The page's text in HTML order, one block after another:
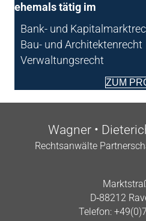
ehe­mals tätig im
Bank- und
Bau- und Architektenrecht
Verwaltungsrecht
ZUM
Wag­ner •
Rechts­an­wäl­te
D‑88212
Tele­fon: